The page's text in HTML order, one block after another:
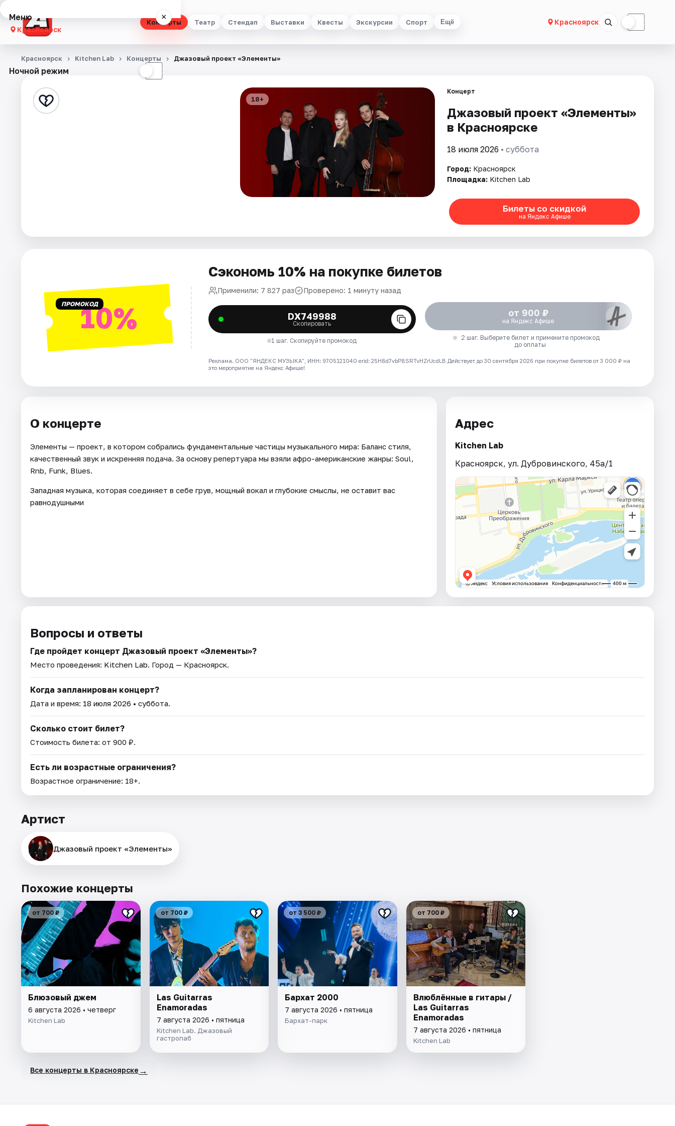
Концерты Театр Стендап Выставки Квесты Экскурсии Спорт Ещё Красноярск ☾
Меню ×
Красноярск
Концерты
Стендап
Артисты
Ночной режим ☾
Красноярск Kitchen Lab Концерты Джазовый проект «Элементы»
18+
Концерт
Джазовый проект «Элементы»
в Красноярске
18 июля 2026 • суббота
Город: Красноярск
Площадка: Kitchen Lab
Билеты со скидкой
на Яндекс Афише
ПРОМОКОД10%
Сэкономь 10% на покупке билетов
Применили: 7 827 раз Проверено: 1 минуту назад
DX749988
Скопировать
1 шаг. Скопируйте промокод
от 900 ₽
на Яндекс Афише
2 шаг. Выберите билет и примените промокод
до оплаты
Реклама. ООО "ЯНДЕКС МУЗЫКА", ИНН: 9705121040 erid: 25H8d7vbP8SRTvHZrUcdLB Действует до 30 сентября 2026 при покупке билетов от 3 000 ₽ на
это мероприятие на Яндекс Афише!
О концерте
Элементы — проект, в котором собрались фундаментальные частицы музыкального мира: Баланс стиля,
качественный звук и искренняя подача. За основу репертуара мы взяли афро-американские жанры: Soul,
Rnb, Funk, Blues.
Западная музыка, которая соединяет в себе грув, мощный вокал и глубокие смыслы, не оставит вас
равнодушными
Адрес
Kitchen Lab
Красноярск, ул. Дубровинского, 45а/1
Вопросы и ответы
Где пройдет концерт Джазовый проект «Элементы»?
Место проведения: Kitchen Lab. Город — Красноярск.
Когда запланирован концерт?
Дата и время: 18 июля 2026 • суббота.
Сколько стоит билет?
Стоимость билета: от 900 ₽.
Есть ли возрастные ограничения?
Возрастное ограничение: 18+.
Артист
Джазовый проект «Элементы»
Похожие концерты
от 700 ₽
Блюзовый джем
6 августа 2026 • четверг
Kitchen Lab
от 700 ₽
Las Guitarras
Enamoradas
7 августа 2026 • пятница
Kitchen Lab. Джазовый
гастропаб
от 3 500 ₽
Бархат 2000
7 августа 2026 • пятница
Бархат-парк
от 700 ₽
Влюблённые в гитары /
Las Guitarras
Enamoradas
7 августа 2026 • пятница
Kitchen Lab
Все концерты в Красноярске →